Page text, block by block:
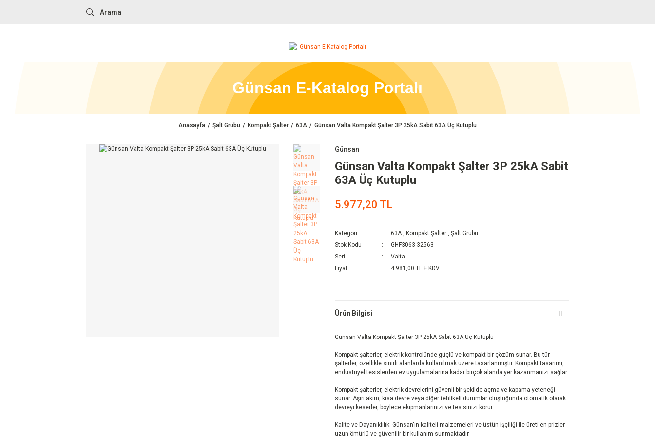
Günsan E-Katalog Portalı
Anasayfa Şalt Grubu Kompakt Şalter 63A Günsan Valta Kompakt Şalter 3P 25kA Sabit 63A Üç Kutuplu
Günsan
Günsan Valta Kompakt Şalter 3P 25kA Sabit
63A Üç Kutuplu
5.977,20 TL
Kategori 63A , Kompakt Şalter , Şalt Grubu
Stok Kodu
GHF3063-32563
Seri
Valta
Fiyat
4.981,00 TL + KDV
Ürün Bilgisi
Günsan Valta Kompakt Şalter 3P 25kA Sabit 63A Üç Kutuplu
Kompakt şalterler, elektrik kontrolünde güçlü ve kompakt bir çözüm sunar. Bu tür
şalterler, özellikle sınırlı alanlarda kullanılmak üzere tasarlanmıştır. Kompakt tasarımı,
endüstriyel tesislerden ev uygulamalarına kadar birçok alanda yer kazanmanızı sağlar.
Kompakt şalterler, elektrik devrelerini güvenli bir şekilde açma ve kapama yeteneği
sunar. Aşırı akım, kısa devre veya diğer tehlikeli durumlar oluştuğunda otomatik olarak
devreyi keserler, böylece ekipmanlarınızı ve tesisinizi korur. .
Kalite ve Dayanıklılık: Günsan'ın kaliteli malzemeleri ve üstün işçiliği ile üretilen prizler
uzun ömürlü ve güvenilir bir kullanım sunmaktadır.